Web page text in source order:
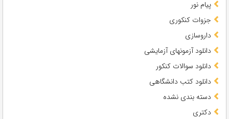
پیام نور
جزوات کنکوری
داروسازی
دانلود آزمونهای آزمایشی
دانلود سوالات کنکور
دانلود کتب دانشگاهی
دسته بندی نشده
دکتری